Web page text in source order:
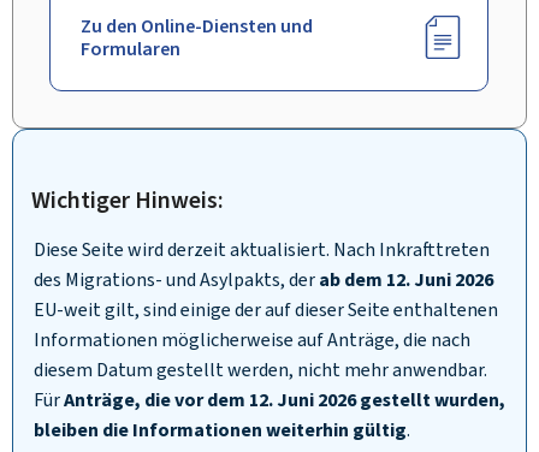
Zu den Online-Diensten und
Formularen
Wichtiger Hinweis:
Diese Seite wird derzeit aktualisiert. Nach Inkrafttreten
des Migrations- und Asylpakts, derab dem 12. Juni 2026
EU-weit gilt, sind einige der auf dieser Seite enthaltenen
Informationen möglicherweise auf Anträge, die nach
diesem Datum gestellt werden, nicht mehr anwendbar.
FürAnträge, die vor dem 12. Juni 2026 gestellt wurden,
bleiben die Informationen weiterhin gültig.